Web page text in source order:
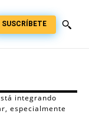
SUSCRÍBETE
integrando
especialmente